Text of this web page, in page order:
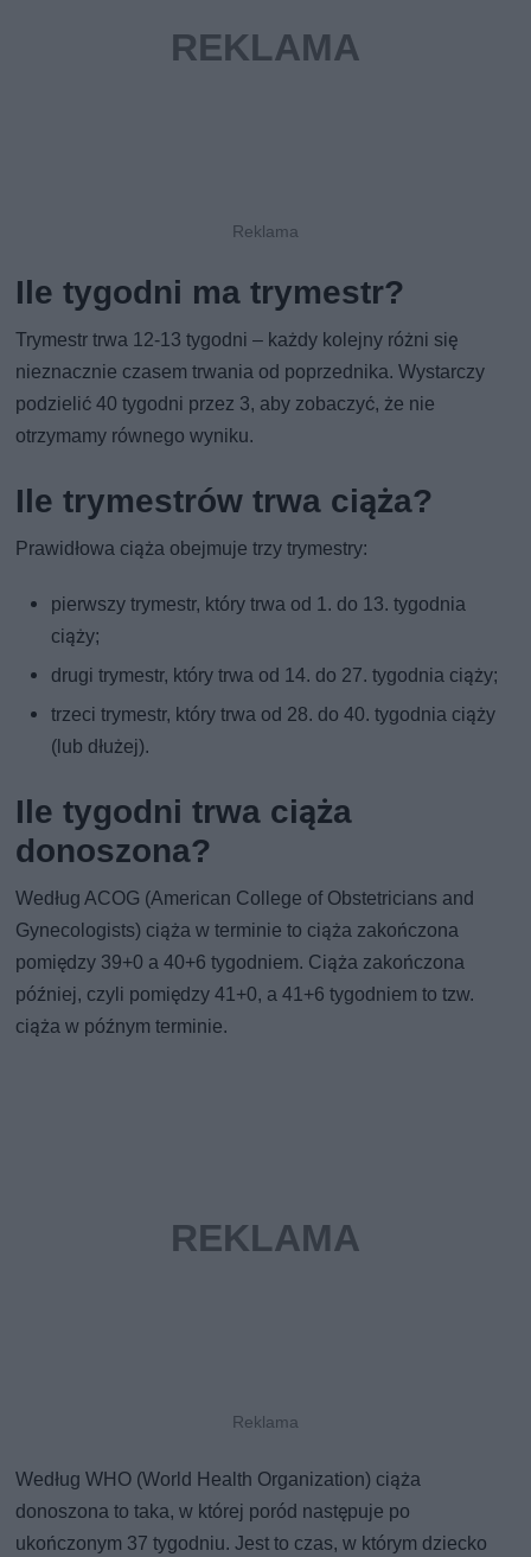
Ile tygodni ma trymestr?
Trymestr trwa 12-13 tygodni – każdy kolejny różni się
nieznacznie czasem trwania od poprzednika. Wystarczy
podzielić 40 tygodni przez 3, aby zobaczyć, że nie
otrzymamy równego wyniku.
Ile trymestrów trwa ciąża?
Prawidłowa ciąża obejmuje trzy trymestry:
pierwszy trymestr, który trwa od 1. do 13. tygodnia
ciąży;
drugi trymestr, który trwa od 14. do 27. tygodnia ciąży;
trzeci trymestr, który trwa od 28. do 40. tygodnia ciąży
(lub dłużej).
Ile tygodni trwa ciąża
donoszona?
Według ACOG (American College of Obstetricians and
Gynecologists) ciąża w terminie to ciąża zakończona
pomiędzy 39+0 a 40+6 tygodniem. Ciąża zakończona
później, czyli pomiędzy 41+0, a 41+6 tygodniem to tzw.
ciąża w późnym terminie.
Według WHO (World Health Organization) ciąża
donoszona to taka, w której poród następuje po
ukończonym 37 tygodniu. Jest to czas, w którym dziecko